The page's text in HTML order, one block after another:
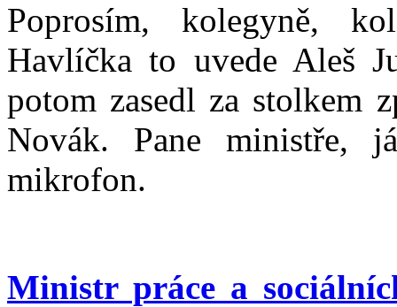
Poprosím, kolegyně,
Havlíčka to uvede Aleš
potom zasedl za stolkem
Novák. Pane ministře,
mikrofon.
Ministr práce a